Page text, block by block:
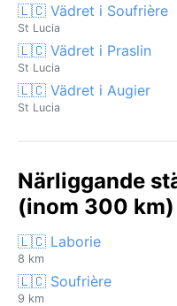
🇱🇨 Vädret i Soufrière
St Lucia
🇱🇨 Vädret i Praslin
St Lucia
🇱🇨 Vädret i Augier
St Lucia
Närliggande
(inom 300 km)
🇱🇨 Laborie
8 km
🇱🇨 Soufrière
9 km